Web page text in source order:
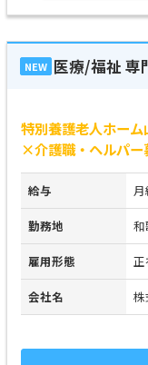
NEW 医療/福祉 専
特別養護老人ホー
×介護職・ヘルパ
給与
勤務地 和
雇用形態 正
会社名